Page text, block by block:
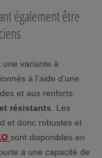
également être
une variante à
à l’aide d’une
et aux renforts
résistants . Les
et donc robustes et
sont disponibles en
a une capacité de